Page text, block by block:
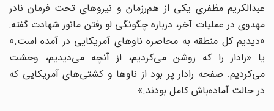
عبدالکریم مظفری یکی از هم‌رزمان و نیروهای تحت فرمان نادر
مهدوی در عملیات آخر، درباره چگونگی لو رفتن مانور شهادت گفته:
«دیدیم کل منطقه به محاصره ناوهای آمریکایی در آمده است.»
یا «رادار را که روشن می‌کردیم، از آنچه می‌دیدیم، وحشت
می‌کردیم. صفحه رادار پر بود از ناوها و کشتی‌های آمریکایی که
در حالت آماده‌باش کامل بودند.»